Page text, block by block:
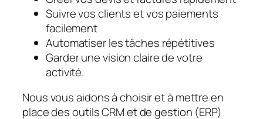
Suivre vos clients et vos paiements
facilement
Automatiser les tâches répétitives
Garder une vision claire de votre
activité.
Nous vous aidons à choisir et à mettre en
place des outils CRM et de gestion (ERP)